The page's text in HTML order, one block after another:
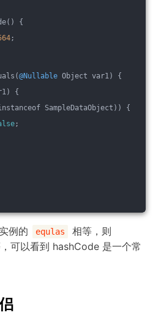
{
;
@Nullable Object var1) {
{
SampleDataObject)) {
;
例的 equlas
相等，则
可以看到 hashCode 是一个常